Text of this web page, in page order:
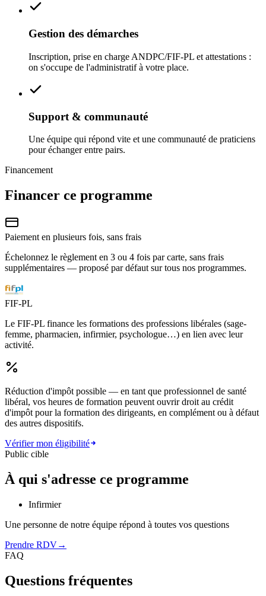
Gestion des démarches
Inscription, prise en charge ANDPC/FIF‑PL et attestations :
on s'occupe de l'administratif à votre place.
Support & communauté
Une équipe qui répond vite et une communauté de praticiens
pour échanger entre pairs.
Financement
Financer ce programme
Paiement en plusieurs fois, sans frais
Échelonnez le règlement en 3 ou 4 fois par carte, sans frais
supplémentaires — proposé par défaut sur tous nos programmes.
FIF-PL
Le FIF-PL finance les formations des professions libérales (sage-
femme, pharmacien, infirmier, psychologue…) en lien avec leur
activité.
Réduction d'impôt possible — en tant que professionnel de santé
libéral, vos heures de formation peuvent ouvrir droit au crédit
d'impôt pour la formation des dirigeants, en complément ou à défaut
des autres dispositifs.
Vérifier mon éligibilité
Public cible
À qui s'adresse ce programme
Infirmier
Une personne de notre équipe répond à toutes vos questions
Prendre RDV→
FAQ
Questions fréquentes